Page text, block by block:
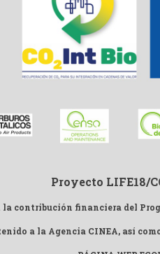
Proyecto LIFE18/
la contribución financiera del
a la Agencia CINEA, así